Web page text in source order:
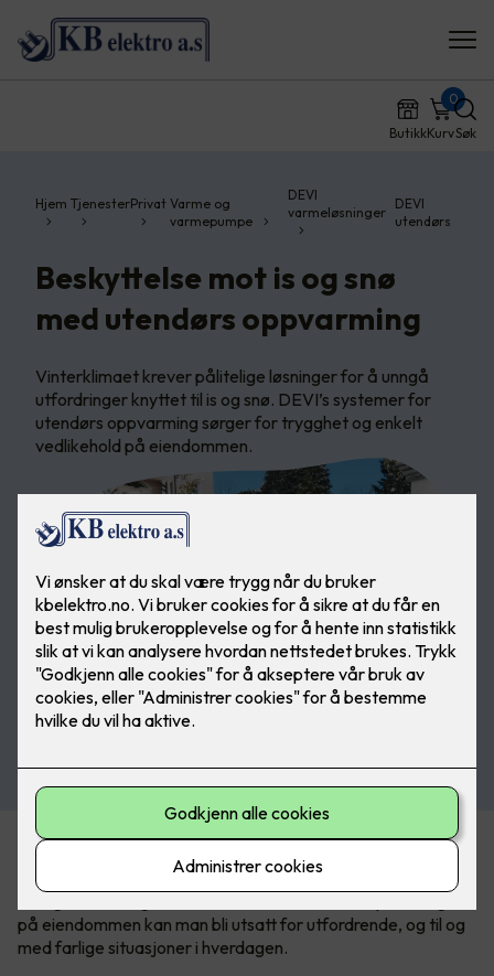
ButikkKurv
0
Søk
Hjem TjenesterPrivat Varme og
varmepumpe
DEVI
varmeløsninger
DEVI
utendørs
Beskyttelse mot is og snø
med utendørs oppvarming
Vinterklimaet krever pålitelige løsninger for å unngå
utfordringer knyttet til is og snø. DEVI’s systemer for
utendørs oppvarming sørger for trygghet og enkelt
vedlikehold på eiendommen.
En trygg og mer komfortabel vinter
på eiendommen kan man bli utsatt for utfordrende, og til og
med farlige situasjoner i hverdagen.